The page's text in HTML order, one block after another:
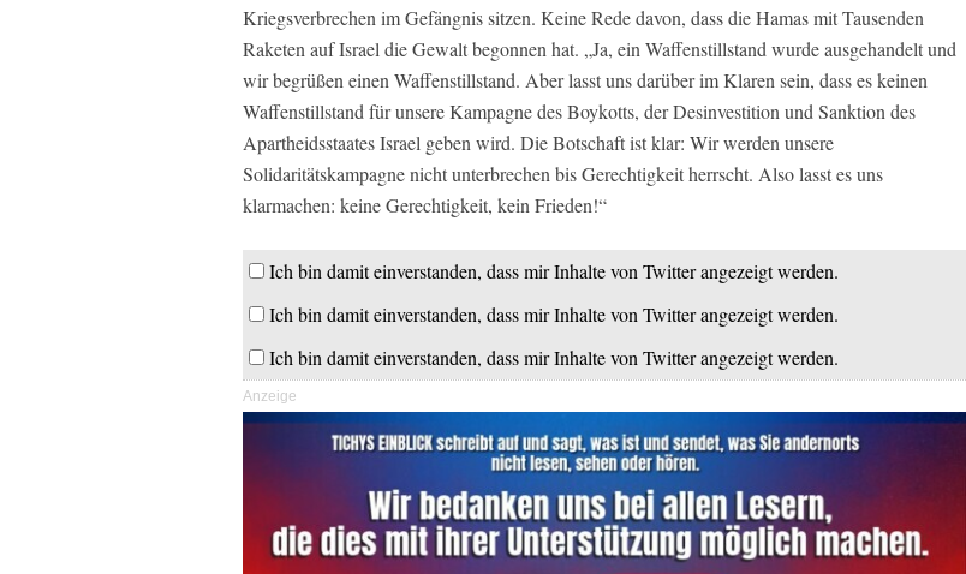
Kriegsverbrechen im Gefängnis sitzen. Keine Rede davon, dass die Hamas mit Tausenden
Raketen auf Israel die Gewalt begonnen hat. „Ja, ein Waffenstillstand wurde ausgehandelt und
wir begrüßen einen Waffenstillstand. Aber lasst uns darüber im Klaren sein, dass es keinen
Waffenstillstand für unsere Kampagne des Boykotts, der Desinvestition und Sanktion des
Apartheidsstaates Israel geben wird. Die Botschaft ist klar: Wir werden unsere
Solidaritätskampagne nicht unterbrechen bis Gerechtigkeit herrscht. Also lasst es uns
klarmachen: keine Gerechtigkeit, kein Frieden!“
Ich bin damit einverstanden, dass mir Inhalte von Twitter angezeigt werden.
Ich bin damit einverstanden, dass mir Inhalte von Twitter angezeigt werden.
Ich bin damit einverstanden, dass mir Inhalte von Twitter angezeigt werden.
Anzeige